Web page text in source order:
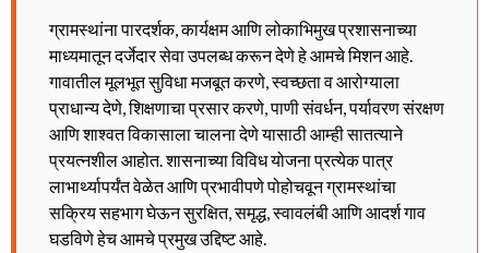
ग्रामस्थांना पारदर्शक, कार्यक्षम आणि लोकाभिमुख प्रशासनाच्या
माध्यमातून दर्जेदार सेवा उपलब्ध करून देणे हे आमचे मिशन आहे.
गावातील मूलभूत सुविधा मजबूत करणे, स्वच्छता व आरोग्याला
प्राधान्य देणे, शिक्षणाचा प्रसार करणे, पाणी संवर्धन, पर्यावरण संरक्षण
आणि शाश्वत विकासाला चालना देणे यासाठी आम्ही सातत्याने
प्रयत्नशील आहोत. शासनाच्या विविध योजना प्रत्येक पात्र
लाभार्थ्यापर्यंत वेळेत आणि प्रभावीपणे पोहोचवून ग्रामस्थांचा
सक्रिय सहभाग घेऊन सुरक्षित, समृद्ध, स्वावलंबी आणि आदर्श गाव
घडविणे हेच आमचे प्रमुख उद्दिष्ट आहे.